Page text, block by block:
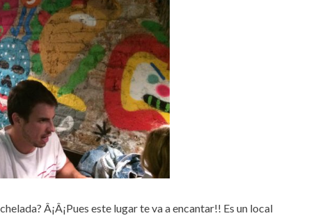
Â¡Â¡Pues este lugar te va a encantar!! Es un local